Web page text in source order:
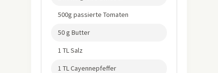
500g passierte Tomaten
50 g Butter
1 TL Salz
1 TL Cayennepfeffer